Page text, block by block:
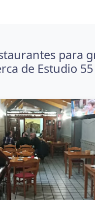
para
de Estudio